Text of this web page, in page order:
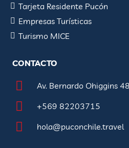
Tarjeta Residente Pucón
Empresas Turísticas
Turismo MICE
CONTACTO
Av. Bernardo Ohiggins
+569 82203715
hola@puconchile.travel